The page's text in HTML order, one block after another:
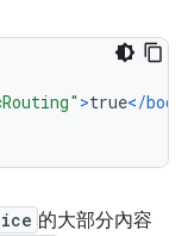
>true</
的大部分內容